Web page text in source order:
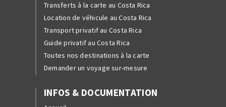
Transferts à la carte au Costa Rica
Location de véhicule au Costa Rica
Transport privatif au Costa Rica
Guide privatif au Costa Rica
Toutes nos destinations à la carte
Demander un voyage sur-mesure
INFOS & DOCUMENTATION